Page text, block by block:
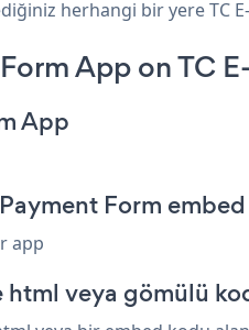
herhangi bir yere TC
App on TC
App
Form embed
app
veya gömülü